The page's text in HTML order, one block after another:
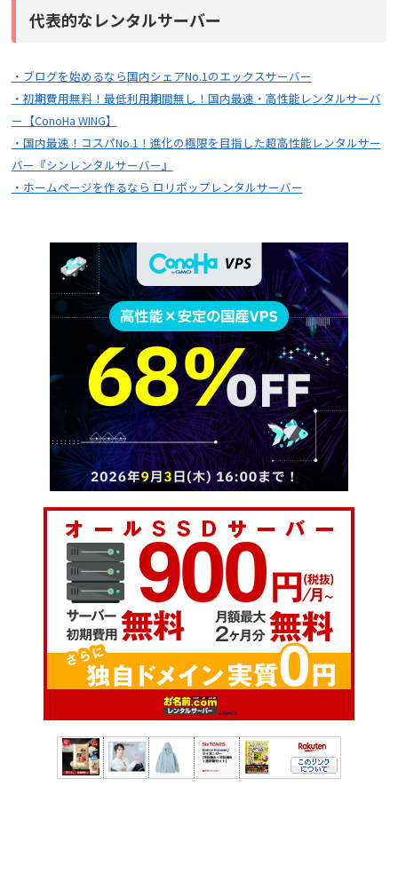
代表的なレンタルサーバー
・ブログを始めるなら国内シェアNo.1のエックスサーバー
・初期費用無料！最低利用期間無し！国内最速・高性能レンタルサーバ
ー【ConoHa WING】
・国内最速！コスパNo.1！進化の極限を目指した超高性能レンタルサー
バー『シンレンタルサーバー』
・ホームページを作るなら ロリポップレンタルサーバー